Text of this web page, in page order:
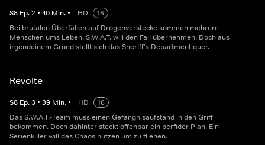
S8 Ep.2 • 40 Min. • HD
16
Bei brutalen Überfällen auf Drogenverstecke kommen mehrere
Menschen ums Leben. S.W.A.T. will den Fall übernehmen. Doch aus
irgendeinem Grund stellt sich das Sheriff's Department quer.
Revolte
S8 Ep.3 • 39 Min. • HD
16
Das S.W.A.T.-Team muss einen Gefängnisaufstand in den Griff
bekommen. Doch dahinter steckt offenbar ein perfider Plan: Ein
Serienkiller will das Chaos nutzen um zu fliehen.